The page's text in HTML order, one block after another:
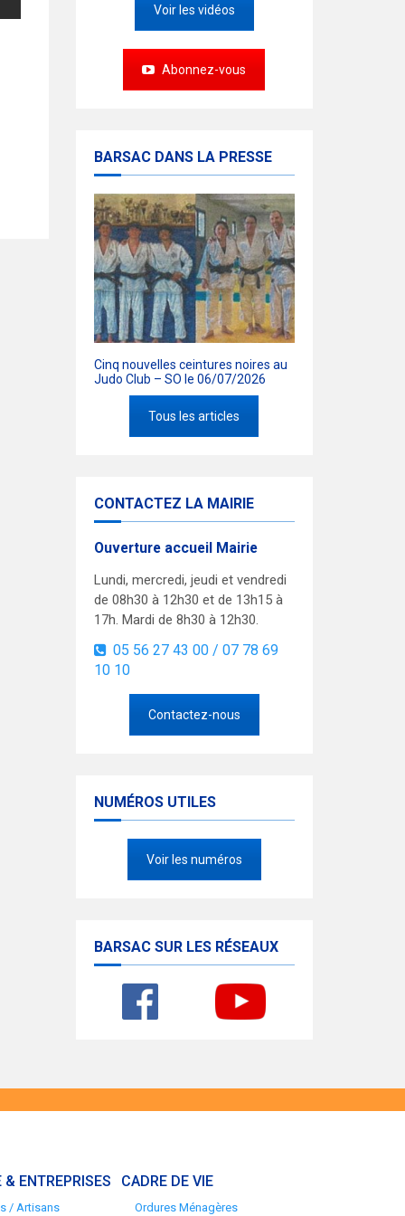
Voir les vidéos
Abonnez-vous
BARSAC DANS LA PRESSE
Cinq nouvelles ceintures noires au
Judo Club – SO le 06/07/2026
Tous les articles
CONTACTEZ LA MAIRIE
Ouverture accueil Mairie
Lundi, mercredi, jeudi et vendredi
de 08h30 à 12h30 et de 13h15 à
17h. Mardi de 8h30 à 12h30.
05 56 27 43 00 / 07 78 69
10 10
Contactez-nous
NUMÉROS UTILES
Voir les numéros
BARSAC SUR LES RÉSEAUX
& ENTREPRISES
/ Artisans
CADRE DE VIE
Ordures Ménagères